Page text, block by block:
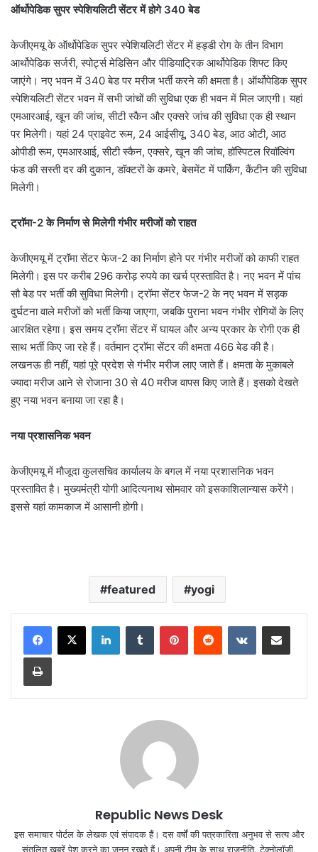
ऑर्थोपेडिक सुपर स्पेशियलिटी सेंटर में होगे 340 बेड
केजीएमयू के ऑर्थोपेडिक सुपर स्पेशियलिटी सेंटर में हड्डी रोग के तीन विभाग
आर्थोपेडिक सर्जरी, स्पोर्ट्स मेडिसिन और पीडियाट्रिक आर्थोपेडिक शिफ्ट किए
जाएंगे। नए भवन में 340 बेड पर मरीज भर्ती करने की क्षमता है। ऑर्थोपेडिक सुपर
स्पेशियलिटी सेंटर भवन में सभी जांचों की सुविधा एक ही भवन में मिल जाएगी। यहां
एमआरआई, खून की जांच, सीटी स्कैन और एक्सरे जांच की सुविधा एक ही स्थान
पर मिलेगी। यहां 24 प्राइवेट रूम, 24 आईसीयू, 340 बेड, आठ ओटी, आठ
ओपीडी रूम, एमआरआई, सीटी स्कैन, एक्सरे, खून की जांच, हॉस्पिटल रिवॉल्विंग
फंड की सस्ती दर की दुकान, डॉक्टरों के कमरे, बेसमेंट में पार्किंग, कैंटीन की सुविधा
मिलेगी।
ट्राॅमा-2 के निर्माण से मिलेगी गंभीर मरीजों को राहत
केजीएमयू में ट्रॉमा सेंटर फेज-2 का निर्माण होने पर गंभीर मरीजों को काफी राहत
मिलेगी। इस पर करीब 296 करोड़ रुपये का खर्च प्रस्तावित है। नए भवन में पांच
सौ बेड पर भर्ती की सुविधा मिलेगी। ट्रॉमा सेंटर फेज-2 के नए भवन में सड़क
दुर्घटना वाले मरीजों को भर्ती किया जाएगा, जबकि पुराना भवन गंभीर रोगियों के लिए
आरक्षित रहेगा। इस समय ट्रॉमा सेंटर में घायल और अन्य प्रकार के रोगी एक ही
साथ भर्ती किए जा रहे हैं। वर्तमान ट्राॅमा सेंटर की क्षमता 466 बेड की है।
लखनऊ ही नहीं, यहां पूरे प्रदेश से गंभीर मरीज लाए जाते हैं। क्षमता के मुकाबले
ज्यादा मरीज आने से रोजाना 30 से 40 मरीज वापस किए जाते हैं। इसको देखते
हुए नया भवन बनाया जा रहा है।
नया प्रशासनिक भवन
केजीएमयू में माैजूदा कुलसचिव कार्यालय के बगल में नया प्रशासनिक भवन
प्रस्तावित है। मुख्यमंत्री योगी आदित्यनाथ सोमवार को इसकाशिलान्यास करेंगे।
इससे यहां कामकाज में आसानी होगी।
featured yogi
LinkedInTumblr PinterestReddit VKontakteShare via Email
Print
Republic News Desk
इस समाचार पोर्टल के लेखक एवं संपादक हैं। दस वर्षों की पत्रकारिता अनुभव से सत्य और
संतुलित खबरें पेश करने का जुनून रखते हैं। अपनी टीम के साथ राजनीति, टेक्नोलॉजी,